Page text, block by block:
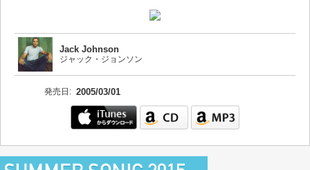
Jack Johnson
ジャック・ジョンソン
発売日: 2005/03/01